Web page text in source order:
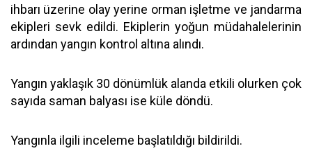
ihbarı üzerine olay yerine orman işletme ve jandarma
ekipleri sevk edildi. Ekiplerin yoğun müdahalelerinin
ardından yangın kontrol altına alındı.
Yangın yaklaşık 30 dönümlük alanda etkili olurken çok
sayıda saman balyası ise küle döndü.
Yangınla ilgili inceleme başlatıldığı bildirildi.